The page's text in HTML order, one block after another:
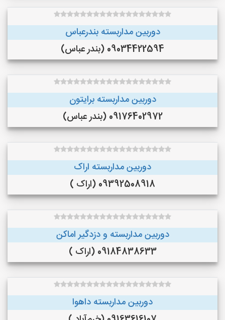
دوربین مداربسته بندرعباس
09034422594 (بندر عباس)
دوربین مداربسته برایتون
09176402972 (بندر عباس)
دوربین مداربسته اراک
09392508918 (اراک )
دوربین مداربسته و دزدگیر اماکن
09184838633 (اراک )
دوربین مداربسته داهوا